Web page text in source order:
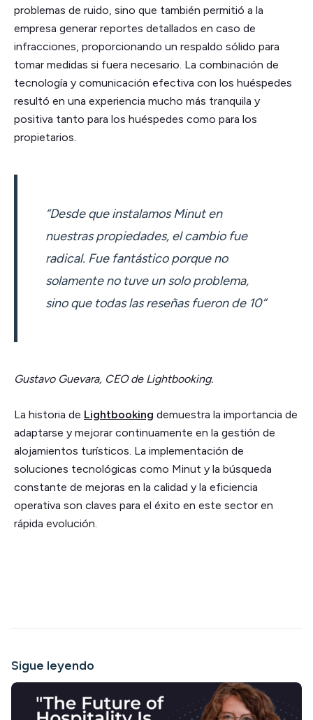
problemas de ruido, sino que también permitió a la
empresa generar reportes detallados en caso de
infracciones, proporcionando un respaldo sólido para
tomar medidas si fuera necesario. La combinación de
tecnología y comunicación efectiva con los huéspedes
resultó en una experiencia mucho más tranquila y
positiva tanto para los huéspedes como para los
propietarios.
“Desde que instalamos Minut en
nuestras propiedades, el cambio fue
radical. Fue fantástico porque no
solamente no tuve un solo problema,
sino que todas las reseñas fueron de 10”
Gustavo Guevara, CEO de Lightbooking.
La historia de Lightbooking demuestra la importancia de
adaptarse y mejorar continuamente en la gestión de
alojamientos turísticos. La implementación de
soluciones tecnológicas como Minut y la búsqueda
constante de mejoras en la calidad y la eficiencia
operativa son claves para el éxito en este sector en
rápida evolución.
Sigue leyendo